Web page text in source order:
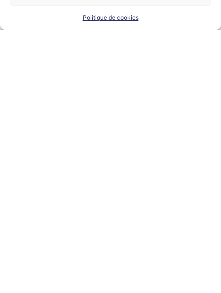
Politique de cookies
personnelles (nom, prénom, coordonnées, post recherché,
localisation) et a la possibilité de joindre son CV et/ou un